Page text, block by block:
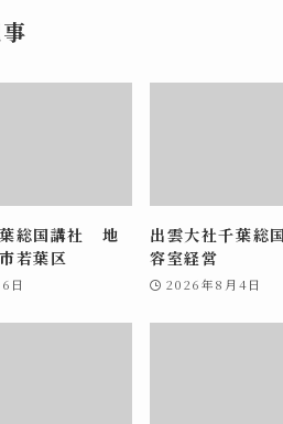
総国講社 地
若葉区
日
出雲大社千葉総
容室経営
2026年8月4日